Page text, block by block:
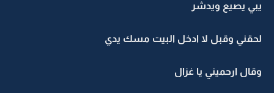
يبي يصيع ويدشر
لحقني وقبل لا ادخل البيت مسك يدي
وقال ارحميني يا غزال